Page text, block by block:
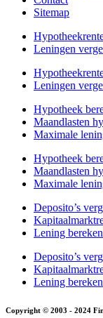
Sitemap
Leningen
Leningen
Hypotheek
Maandlasten
Maximale
Hypotheek
Maandlasten
Maximale
Deposito’s
Lening
Deposito’s
Lening
Copyright © 2003 - 2024